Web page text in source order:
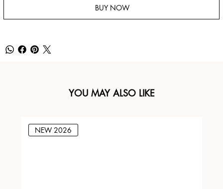
BUY NOW
YOU MAY ALSO LIKE
NEW 2026